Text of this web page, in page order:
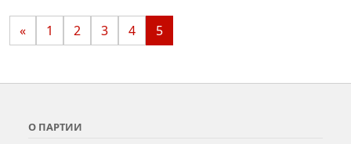
« 1 2 3 4 5
О ПАРТИИ